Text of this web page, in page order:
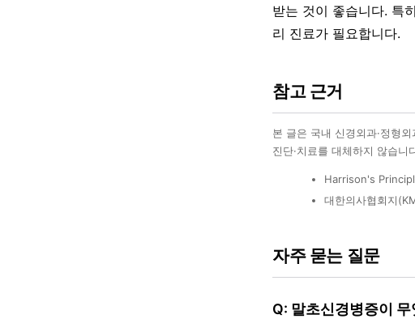
받는 것이 좋습니다. 특히
리 진료가 필요합니다.
참고 근거
본 글은 국내 신경외과·정형
진단·치료를 대체하지 않습니
Harrison's
대한의사협회지
자주 묻는 질문
Q: 말초신경병증이